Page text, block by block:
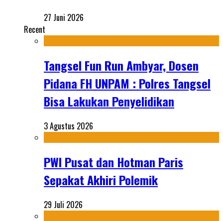
27 Juni 2026
Recent
Tangsel Fun Run Ambyar, Dosen
Pidana FH UNPAM : Polres Tangsel
Bisa Lakukan Penyelidikan
3 Agustus 2026
PWI Pusat dan Hotman Paris
Sepakat Akhiri Polemik
29 Juli 2026